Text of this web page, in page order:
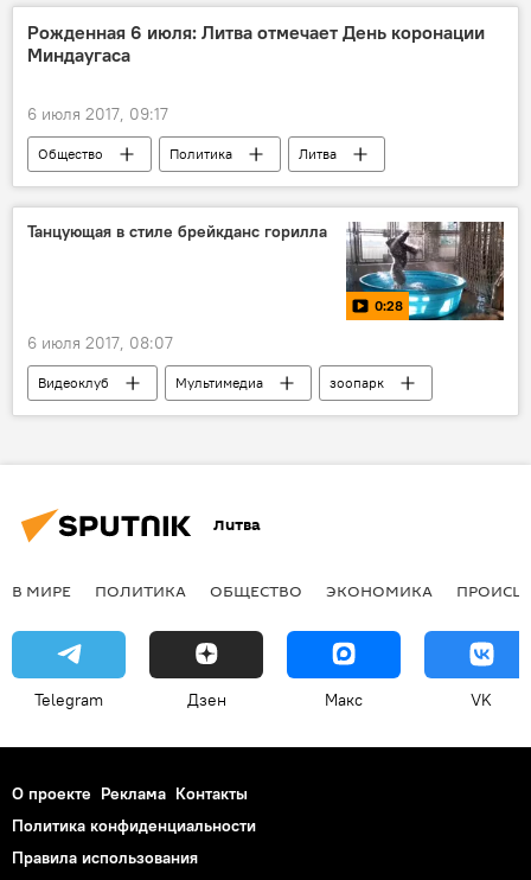
НАТО
батальоны НАТО
восточный фланг НАТО
Рожденная 6 июля: Литва отмечает День коронации
Миндаугаса
6 июля 2017, 09:17
Общество Политика
Литва
великий князь Миндаугас
День коронации великого князя Миндаугаса
Танцующая в стиле брейкданс горилла
0:28
6 июля 2017, 08:07
Видеоклуб Мультимедиа зоопарк
Литва
В МИРЕ ПОЛИТИКА ОБЩЕСТВО ЭКОНОМИКА
Telegram Дзен Макс VK
О проекте Реклама Контакты
Политика конфиденциальности
Правила использования